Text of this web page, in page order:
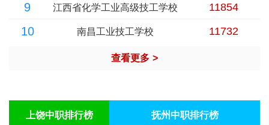
9 江西省化学工业高级技工学校 11854
10 南昌工业技工学校 11732
查看更多 >
上饶中职排行榜 抚州中职排行榜